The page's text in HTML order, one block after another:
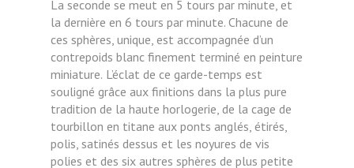
La seconde se meut en 5 tours par minute, et
la dernière en 6 tours par minute. Chacune de
ces sphères, unique, est accompagnée d’un
contrepoids blanc finement terminé en peinture
miniature. L’éclat de ce garde-temps est
souligné grâce aux finitions dans la plus pure
tradition de la haute horlogerie, de la cage de
tourbillon en titane aux ponts anglés, étirés,
polis, satinés dessus et les noyures de vis
polies et des six autres sphères de plus petite